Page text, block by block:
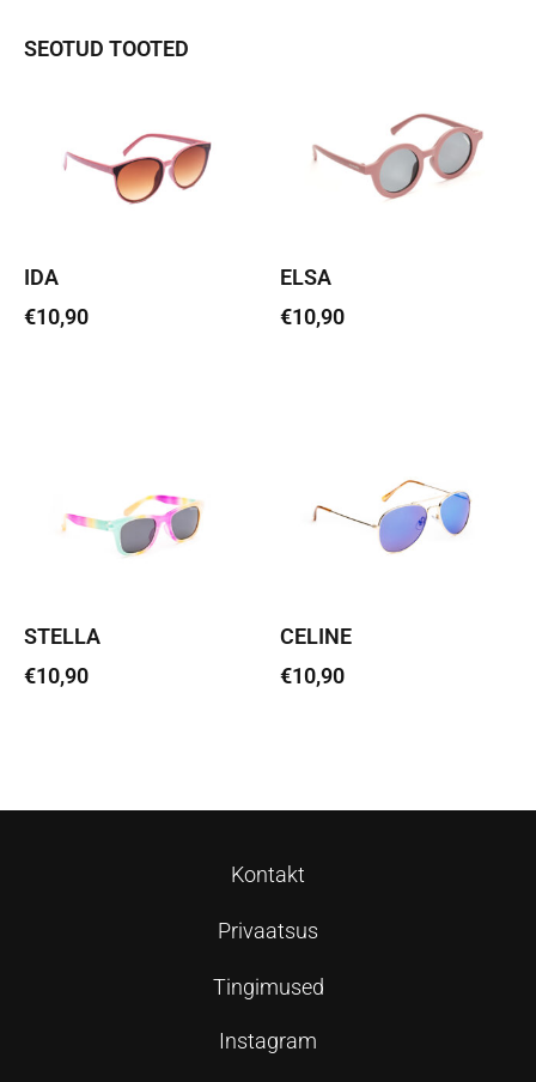
SEOTUD TOOTED
IDA
€10,90
ELSA
€10,90
STELLA
€10,90
CELINE
€10,90
Kontakt
Privaatsus
Tingimused
Instagram